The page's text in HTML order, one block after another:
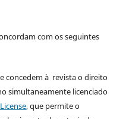
com os seguintes
concedem à revista o direito
simultaneamente licenciado
, que permite o